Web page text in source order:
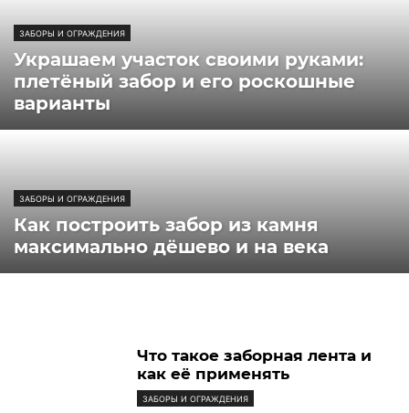
ЗАБОРЫ И ОГРАЖДЕНИЯ
Украшаем участок своими руками:
плетёный забор и его роскошные
варианты
ЗАБОРЫ И ОГРАЖДЕНИЯ
Как построить забор из камня
максимально дёшево и на века
Что такое заборная лента и
как её применять
ЗАБОРЫ И ОГРАЖДЕНИЯ